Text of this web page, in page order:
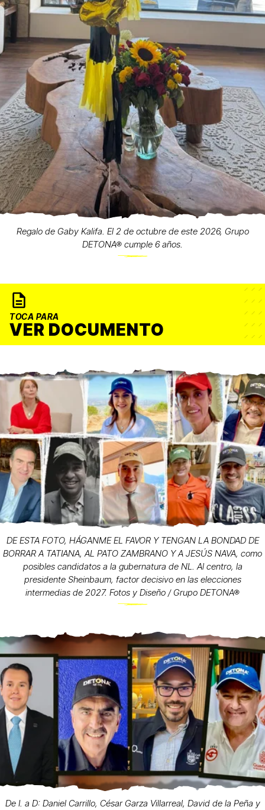
Regalo de Gaby Kalifa. El 2 de octubre de este 2026, Grupo
DETONA® cumple 6 años.
TOCA PARA
VER DOCUMENTO
DE ESTA FOTO, HÁGANME EL FAVOR Y TENGAN LA BONDAD DE
BORRAR A TATIANA, AL PATO ZAMBRANO Y A JESÚS NAVA, como
posibles candidatos a la gubernatura de NL. Al centro, la
presidente Sheinbaum, factor decisivo en las elecciones
intermedias de 2027. Fotos y Diseño / Grupo DETONA®
De I. a D: Daniel Carrillo, César Garza Villarreal, David de la Peña y